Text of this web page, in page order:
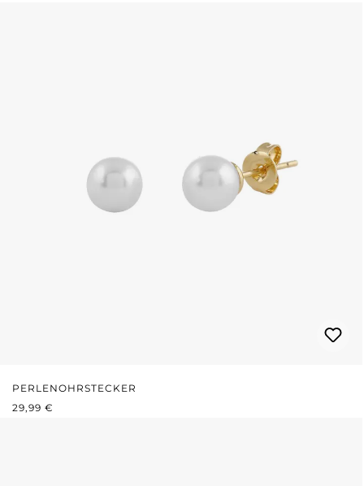
PERLENOHRSTECKER
REGULÄRER PREIS:
29,99 €